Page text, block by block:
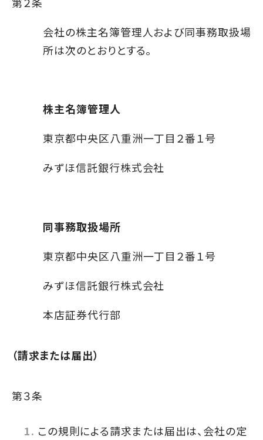
会社の株主名簿管理人および同事務取扱場
所は次のとおりとする。
株主名簿管理人
東京都中央区八重洲一丁目２番１号
みずほ信託銀行株式会社
同事務取扱場所
東京都中央区八重洲一丁目２番１号
みずほ信託銀行株式会社
本店証券代行部
（請求または届出）
第３条
この規則による請求または届出は、会社の定